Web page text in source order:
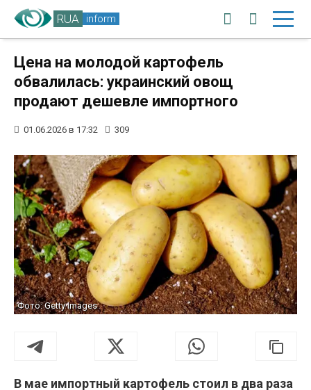
RUA inform
Цена на молодой картофель
обвалилась: украинский овощ
продают дешевле импортного
01.06.2026 в 17:32 309
Фото: Getty Images
В мае импортный картофель стоил в два раза